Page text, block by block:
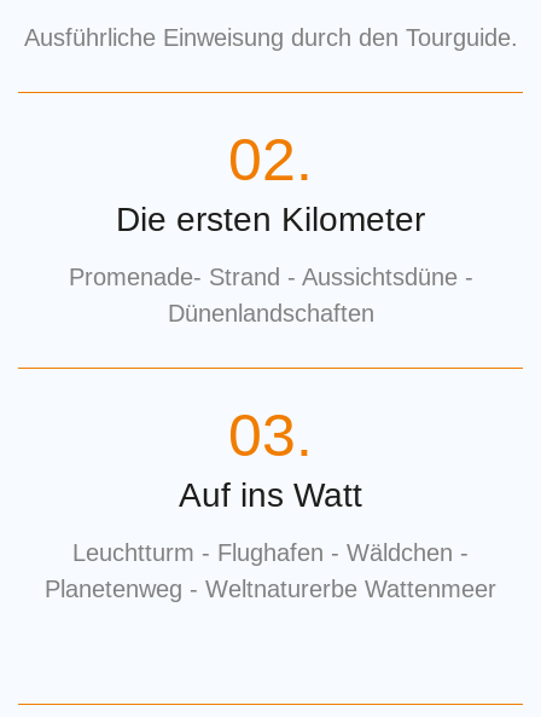
Ausführliche Einweisung durch den Tourguide.
02.
Die ersten Kilometer
Promenade- Strand - Aussichtsdüne -
Dünenlandschaften
03.
Auf ins Watt
Leuchtturm - Flughafen - Wäldchen -
Planetenweg - Weltnaturerbe Wattenmeer